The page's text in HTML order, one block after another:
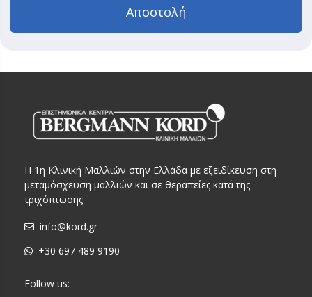
Η 1η Κλινική Μαλλιών στην Ελλάδα με εξειδίκευση στη
μεταμόσχευση μαλλιών και σε θεραπείες κατά της
τριχόπτωσης
info@kord.gr
+30 697 489 9190
Follow us: